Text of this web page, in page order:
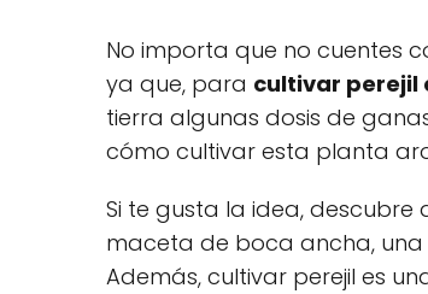
No importa que no cuentes
ya que, para cultivar perejil
tierra algunas dosis de
cómo cultivar esta planta
Si te gusta la idea, descubre
maceta de boca ancha,
Además, cultivar perejil es